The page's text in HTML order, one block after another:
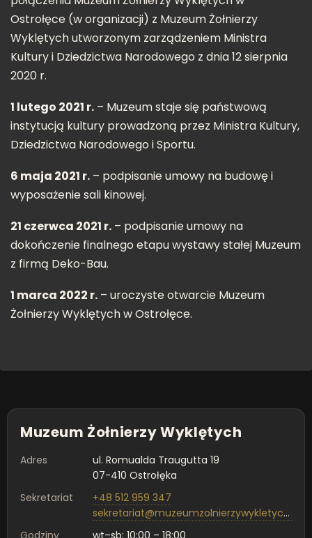
Ostrołęce (w organizacji) z Muzeum Żołnierzy
Wyklętych utworzonym zarządzeniem Ministra
Kultury i Dziedzictwa Narodowego z dnia 12 sierpnia
2020 r.
1 lutego 2021 r. – Muzeum staje się państwową
instytucją kultury prowadzoną przez Ministra Kultury,
Dziedzictwa Narodowego i Sportu.
6 maja 2021 r. – podpisanie umowy na budowę i
wyposażenie sali kinowej.
21 czerwca 2021 r. – podpisanie umowy na
dokończenie finalnego etapu wystawy stałej Muzeum
z firmą Deko-Bau.
1 marca 2022 r. – uroczyste otwarcie Muzeum
Żołnierzy Wyklętych w Ostrołęce.
Muzeum Żołnierzy Wyklętych
Adres
ul. Romualda Traugutta 19
07-410 Ostrołęka
Sekretariat
+48 512 959 347
sekretariat@muzeumzolnierzywykletych.pl
Godziny
wt–sb: 10:00 – 18:00